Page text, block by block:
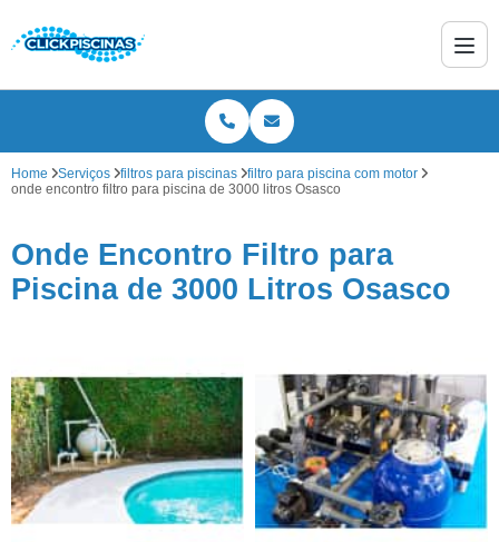
Home Serviços filtros para piscinas
filtro para piscina com motor
onde encontro filtro para piscina de 3000 litros Osasco
Onde Encontro Filtro para
Piscina de 3000 Litros Osasco